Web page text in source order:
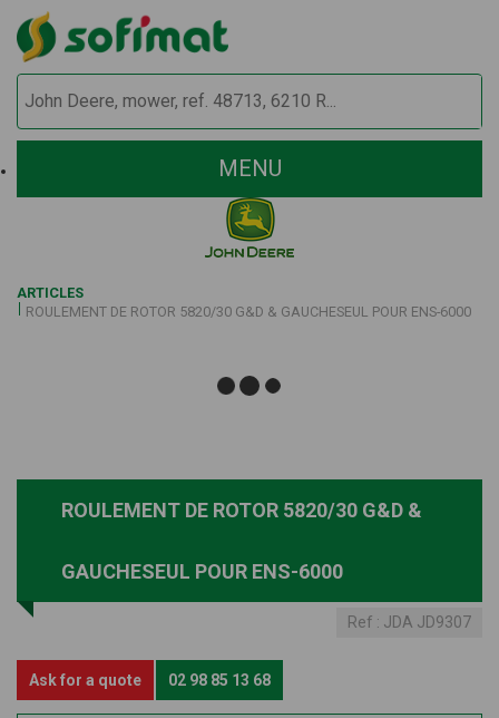
MENU
ARTICLES
ROULEMENT DE ROTOR 5820/30 G&D & GAUCHESEUL POUR ENS-6000
ROULEMENT DE ROTOR 5820/30 G&D &
GAUCHESEUL POUR ENS-6000
Ref : JDA JD9307
Ask for a quote 02 98 85 13 68